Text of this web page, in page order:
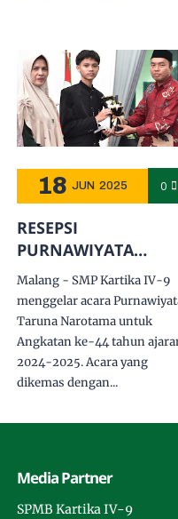
18 JUN 2025 0
RESEPSI
PURNAWIYATA
DENGAN ADAT JAWA
Malang - SMP Kartika IV-9
menggelar acara
Taruna Narotama untuk
Angkatan ke-44 tahun
2024-2025. Acara yang
dikemas dengan...
Media Partner
SPMB Kartika IV-9